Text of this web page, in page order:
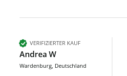
VERIFIZIERTER KAUF
Andrea W
Wardenburg, Deutschland